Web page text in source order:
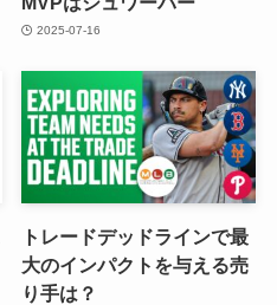
2025-07-16
トレードデッドラインで最
大のインパクトを与える売
り手は？